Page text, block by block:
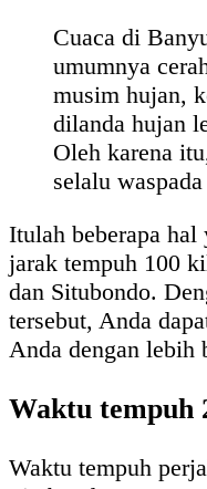
Cuaca di
umumnya
musim hujan,
dilanda hujan
Oleh karena
selalu
Itulah beberapa
jarak tempuh 100
dan Situbondo.
tersebut, Anda
Anda dengan lebih
Waktu tempuh
Waktu tempuh